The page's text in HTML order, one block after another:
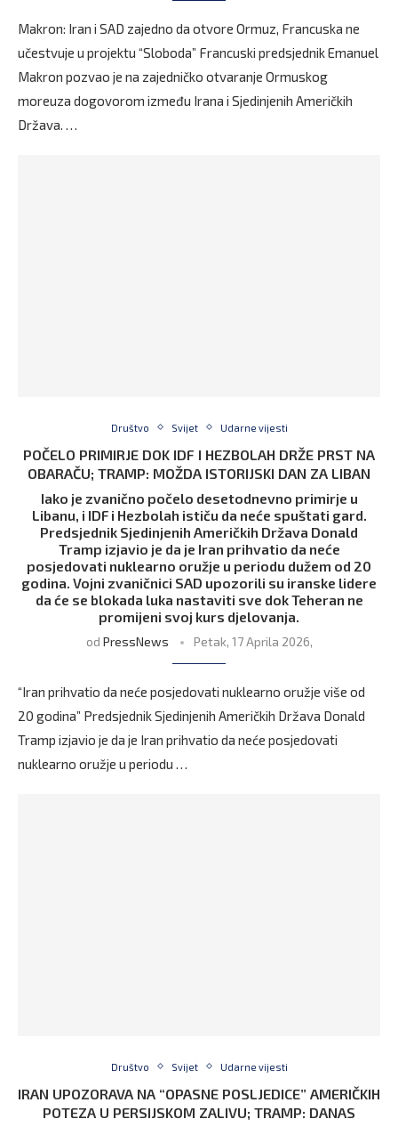
Makron: Iran i SAD zajedno da otvore Ormuz, Francuska ne
učestvuje u projektu “Sloboda” Francuski predsjednik Emanuel
Makron pozvao je na zajedničko otvaranje Ormuskog
moreuza dogovorom između Irana i Sjedinjenih Američkih
Država. …
Društvo Svijet Udarne vijesti
POČELO PRIMIRJE DOK IDF I HEZBOLAH DRŽE PRST NA
OBARAČU; TRAMP: MOŽDA ISTORIJSKI DAN ZA LIBAN
Iako je zvanično počelo desetodnevno primirje u
Libanu, i IDF i Hezbolah ističu da neće spuštati gard.
Predsjednik Sjedinjenih Američkih Država Donald
Tramp izjavio je da je Iran prihvatio da neće
posjedovati nuklearno oružje u periodu dužem od 20
godina. Vojni zvaničnici SAD upozorili su iranske lidere
da će se blokada luka nastaviti sve dok Teheran ne
promijeni svoj kurs djelovanja.
od PressNews Petak, 17 Aprila 2026,
“Iran prihvatio da neće posjedovati nuklearno oružje više od
20 godina” Predsjednik Sjedinjenih Američkih Država Donald
Tramp izjavio je da je Iran prihvatio da neće posjedovati
nuklearno oružje u periodu …
Društvo Svijet Udarne vijesti
IRAN UPOZORAVA NA “OPASNE POSLJEDICE” AMERIČKIH
POTEZA U PERSIJSKOM ZALIVU; TRAMP: DANAS